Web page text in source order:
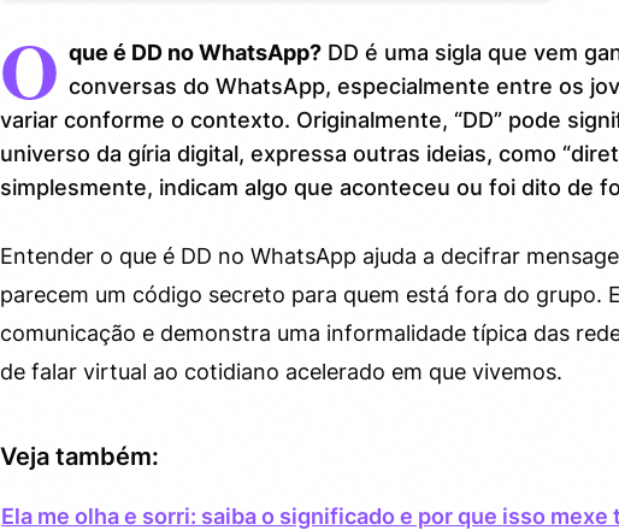
O que significa DD no WhatsApp: os usos mais comuns
2.
Como identificar o significado do DD em cada
conversa?
Dicas para usar “DD” no WhatsApp sem errar
4.
Curiosidades que você talvez não saiba sobre o “DD” e
as redes sociais
5.
Como o “DD” pode influenciar sua experiência no
WhatsApp?
O que é DD no WhatsApp?DD é uma sigla que vem
conversas do WhatsApp, especialmente entre os
variar conforme o contexto. Originalmente, “DD” pode
universo da gíria digital, expressa outras ideias, como
simplesmente, indicam algo que aconteceu ou foi dito de
Entender o que é DD no WhatsApp ajuda a decifrar
parecem um código secreto para quem está fora do grupo.
comunicação e demonstra uma informalidade típica das
de falar virtual ao cotidiano acelerado em que vivemos.
Veja também:
Ela me olha e sorri: saiba o significado e por que isso mexe